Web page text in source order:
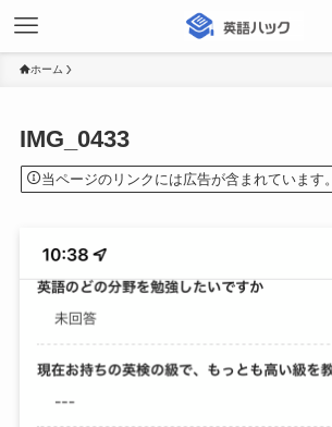
ホーム
IMG_0433
当ページのリンクには広告が含まれています。